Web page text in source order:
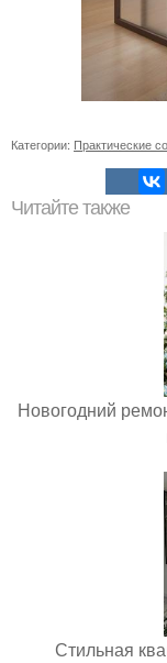
Категории: Практические
Читайте также
Новогодний
Стильная